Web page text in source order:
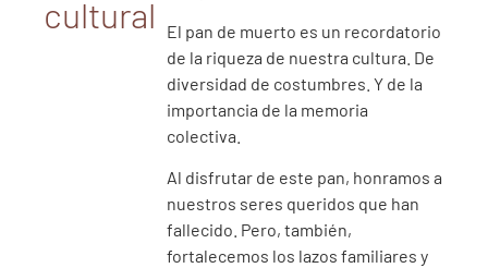
cultural
El pan de muerto es un recordatorio
de la riqueza de nuestra cultura. De
diversidad de costumbres. Y de la
importancia de la memoria
colectiva.
Al disfrutar de este pan, honramos a
nuestros seres queridos que han
fallecido. Pero, también,
fortalecemos los lazos familiares y